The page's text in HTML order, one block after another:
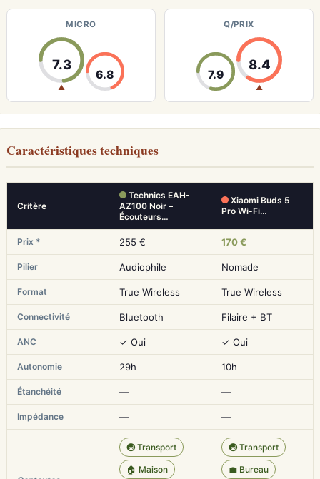
MICRO
7.3
▲
6.8
Q/PRIX
7.9
8.4
▲
Caractéristiques techniques
Critère
Technics EAH-
AZ100 Noir –
Écouteurs…
Xiaomi Buds 5
Pro Wi-Fi…
Prix * 255 € 170 €
Pilier Audiophile Nomade
Format True Wireless True Wireless
Connectivité Bluetooth Filaire + BT
ANC ✓ Oui ✓ Oui
Autonomie 29h 10h
Étanchéité — —
Impédance — —
🚇 Transport
🏠 Maison
🚇 Transport
💼 Bureau